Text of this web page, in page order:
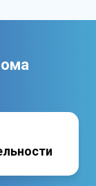
документ о